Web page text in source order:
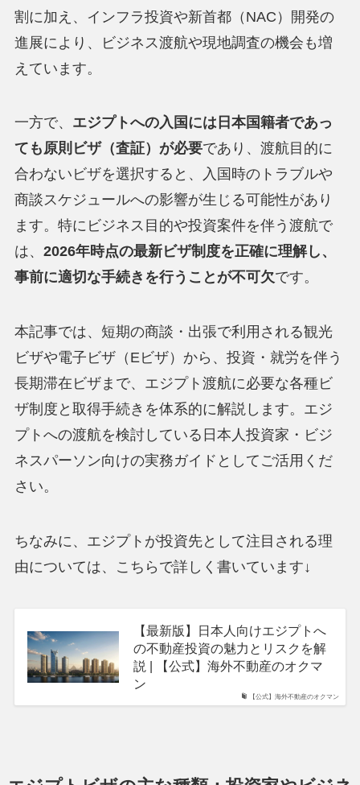
割に加え、インフラ投資や新首都（NAC）開発の
進展により、ビジネス渡航や現地調査の機会も増
えています。
一方で、 エジプトへの入国には日本国籍者であっ
ても原則ビザ（査証）が必要であり、渡航目的に
合わないビザを選択すると、入国時のトラブルや
商談スケジュールへの影響が生じる可能性があり
ます。特にビジネス目的や投資案件を伴う渡航で
は、 2026年時点の最新ビザ制度を正確に理解し、
事前に適切な手続きを行うことが不可欠です。
本記事では、短期の商談・出張で利用される観光
ビザや電子ビザ（Eビザ）から、投資・就労を伴う
長期滞在ビザまで、エジプト渡航に必要な各種ビ
ザ制度と取得手続きを体系的に解説します。エジ
プトへの渡航を検討している日本人投資家・ビジ
ネスパーソン向けの実務ガイドとしてご活用くだ
さい。
ちなみに、エジプトが投資先として注目される理
由については、こちらで詳しく書いています↓
【公式】海外不動産のオクマン
【最新版】日本人向けエジプトへ
の不動産投資の魅力とリスクを解
説 | 【公式】海外不動産のオクマ
ン